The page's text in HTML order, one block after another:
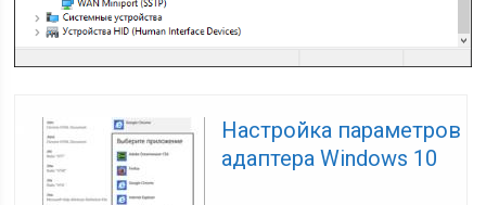
Настройка параметров
адаптера Windows 10